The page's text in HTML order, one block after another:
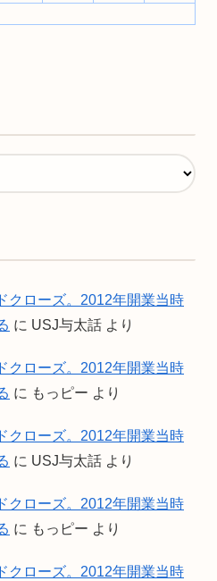
クローズ。2012年開業当時
に USJ与太話 より
クローズ。2012年開業当時
に もっピー より
クローズ。2012年開業当時
に USJ与太話 より
クローズ。2012年開業当時
に もっピー より
クローズ。2012年開業当時